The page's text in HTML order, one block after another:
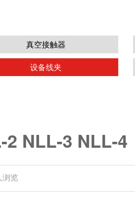
真空接触器
设备线夹
2 NLL-3 NLL-4
浏览